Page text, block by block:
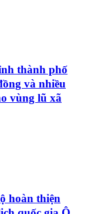
thành phố
và nhiều
vùng lũ xã
hoàn thiện